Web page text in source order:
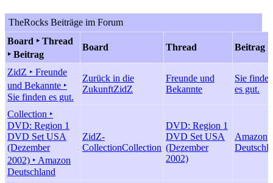
TheRocks Beiträge im Forum
Board ‣ Thread
‣ Beitrag
Board Thread Beitrag
ZidZ ‣ Freunde
und Bekannte ‣
Sie finden es gut.
Zurück in die
ZukunftZidZ
Freunde und
Bekannte
Sie finden
es gut.
Collection ‣
DVD: Region 1
DVD Set USA
(Dezember
2002) ‣ Amazon
Deutschland
ZidZ-
CollectionCollection
DVD: Region 1
DVD Set USA
(Dezember
2002)
Amazon